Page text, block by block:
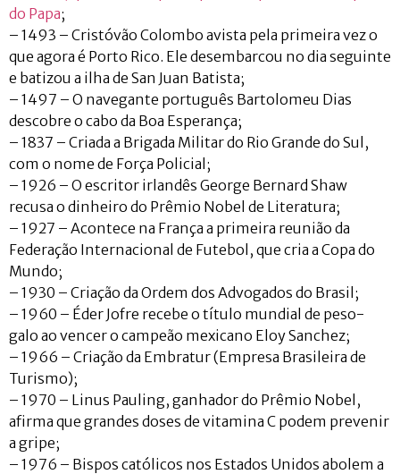
do Papa;
– 1493 – Cristóvão Colombo avista pela primeira vez o
que agora é Porto Rico. Ele desembarcou no dia seguinte
e batizou a ilha de San Juan Batista;
– 1497 – O navegante português Bartolomeu Dias
descobre o cabo da Boa Esperança;
– 1837 – Criada a Brigada Militar do Rio Grande do Sul,
com o nome de Força Policial;
– 1926 – O escritor irlandês George Bernard Shaw
recusa o dinheiro do Prêmio Nobel de Literatura;
– 1927 – Acontece na França a primeira reunião da
Federação Internacional de Futebol, que cria a Copa do
Mundo;
– 1930 – Criação da Ordem dos Advogados do Brasil;
– 1960 – Éder Jofre recebe o título mundial de peso-
galo ao vencer o campeão mexicano Eloy Sanchez;
– 1966 – Criação da Embratur (Empresa Brasileira de
Turismo);
– 1970 – Linus Pauling, ganhador do Prêmio Nobel,
afirma que grandes doses de vitamina C podem prevenir
a gripe;
– 1976 – Bispos católicos nos Estados Unidos abolem a